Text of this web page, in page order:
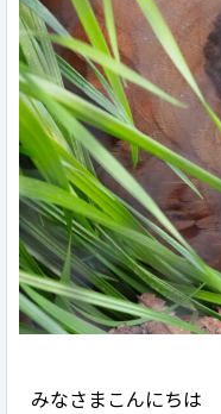
みなさまこんにちは